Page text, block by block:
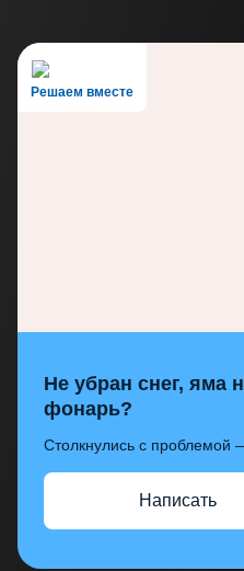
Решаем вместе
Не убран снег, яма
фонарь?
Столкнулись с проблемой
Написать